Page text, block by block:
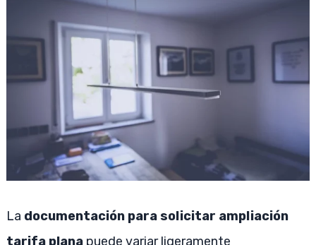
La documentación para solicitar ampliación
tarifa planapuede variar ligeramente